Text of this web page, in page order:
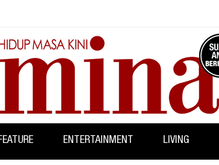
ENTERTAINMENT LIVING